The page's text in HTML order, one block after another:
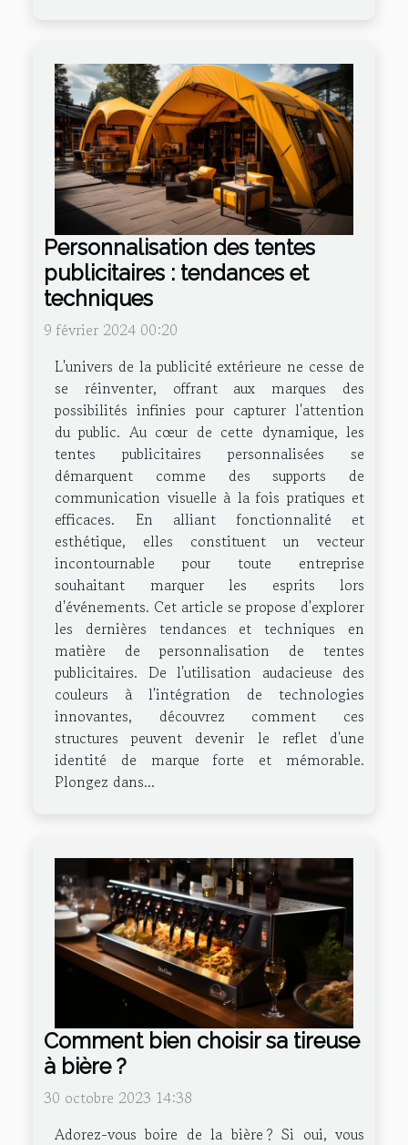
Personnalisation des tentes
publicitaires : tendances et
techniques
9 février 2024 00:20
L'univers de la publicité extérieure ne cesse de
se réinventer, offrant aux marques des
possibilités infinies pour capturer l'attention
du public. Au cœur de cette dynamique, les
tentes publicitaires personnalisées se
démarquent comme des supports de
communication visuelle à la fois pratiques et
efficaces. En alliant fonctionnalité et
esthétique, elles constituent un vecteur
incontournable pour toute entreprise
souhaitant marquer les esprits lors
d'événements. Cet article se propose d'explorer
les dernières tendances et techniques en
matière de personnalisation de tentes
publicitaires. De l'utilisation audacieuse des
couleurs à l'intégration de technologies
innovantes, découvrez comment ces
structures peuvent devenir le reflet d'une
identité de marque forte et mémorable.
Plongez dans...
Comment bien choisir sa tireuse
à bière ?
30 octobre 2023 14:38
Adorez-vous boire de la bière ? Si oui, vous